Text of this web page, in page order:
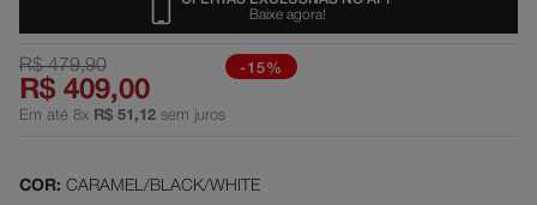
Baixe agora!
R$ 479,90
R$ 409,00
Em até 8x R$ 51 ,12 sem juros
-15%
COR: CARAMEL/BLACK/WHITE
5º slayer
6º moletom
7 º boné